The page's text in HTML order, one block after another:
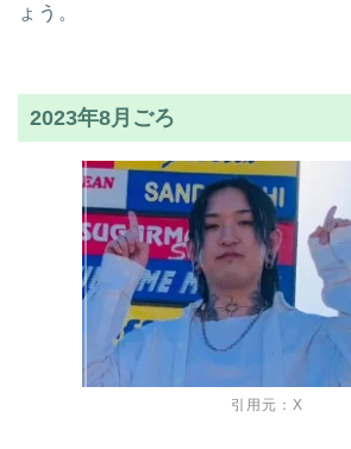
ょう。
2023年8月ごろ
引用元：X